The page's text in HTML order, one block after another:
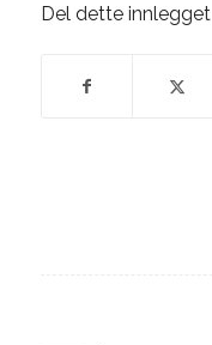
Del dette innlegget